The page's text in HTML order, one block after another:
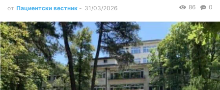
от Пациентски вестник - 31/03/2026 0
86